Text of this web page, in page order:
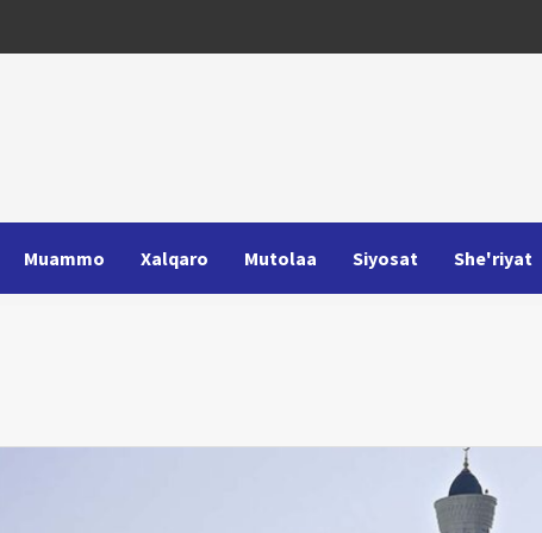
Muammo Xalqaro Mutolaa Siyosat She'riyat